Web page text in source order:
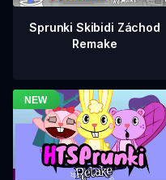
Sprunki Skibidi Záchod
Remake